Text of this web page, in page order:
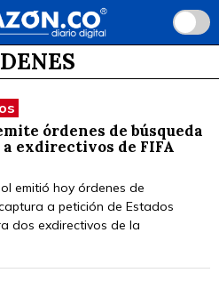
órdenes de búsqueda
exdirectivos de FIFA
emitió hoy órdenes de
a petición de Estados
dos exdirectivos de la